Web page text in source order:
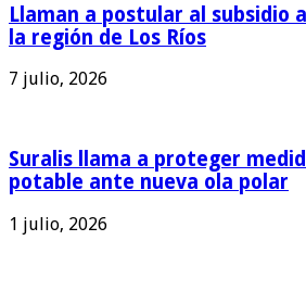
Llaman a postular al subsidio
la región de Los Ríos
7 julio, 2026
Suralis llama a proteger
potable ante nueva ola polar
1 julio, 2026